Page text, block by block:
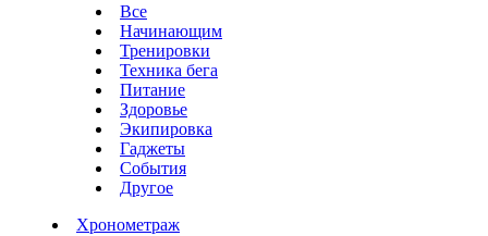
Все
Начинающим
Тренировки
Техника бега
Питание
Здоровье
Экипировка
Гаджеты
События
Другое
Хронометраж